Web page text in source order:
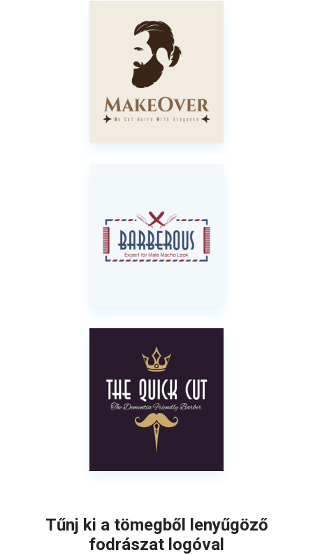
Tűnj ki a tömegből lenyűgöző
fodrászat logóval